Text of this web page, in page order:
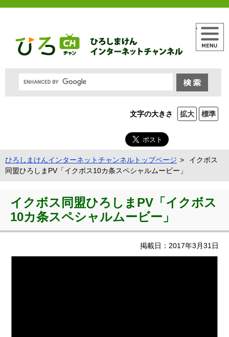
文字の大きさ 拡大 標準
メニュー
ひろしまけんインターネットチャンネルトップページ
イクボス
同盟ひろしまPV「イクボス10カ条スペシャルムービー」
イクボス同盟ひろしまPV「イクボス
10カ条スペシャルムービー」
掲載日：2017年3月31日